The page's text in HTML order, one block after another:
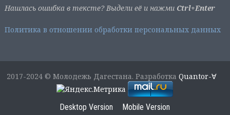
Нашлась ошибка в тексте? Выдели её и нажми Ctrl+Enter
Политика в отношении обработки персональных данных
2017-2024 © Молодежь Дагестана. РазработкаQuantor-∀
Desktop Version Mobile Version